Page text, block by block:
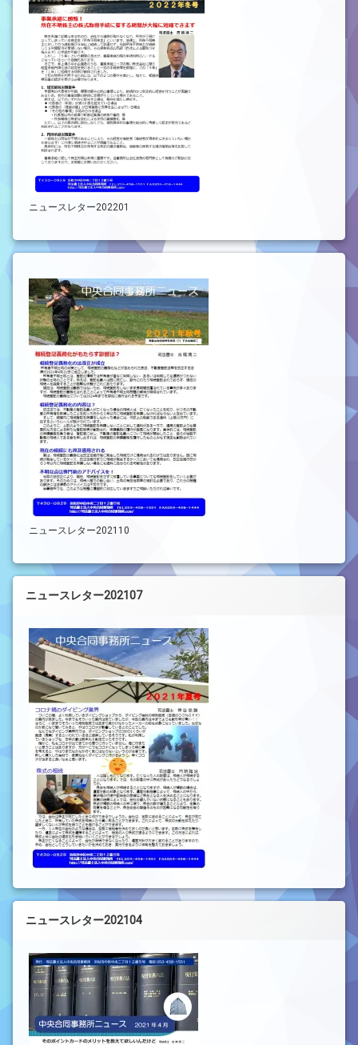
ニュースレター202201
ニュースレター202110
ニュースレター202107
ニュースレター202104